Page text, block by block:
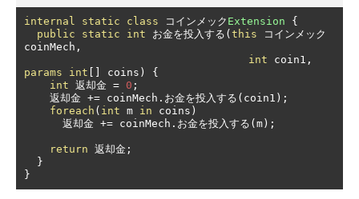
internal static class コインメック Extension
{
public
static int お金を投入する( this
コインメック
coinMech ,
int coin1 ,
params
int coins )
{
int 返却金 = 0 ;
返却金 += coinMech .お金を投入する( coin1 );
foreach ( int m in coins )
返却金 += coinMech .お金を投入する( m );
return 返却金;
}
}